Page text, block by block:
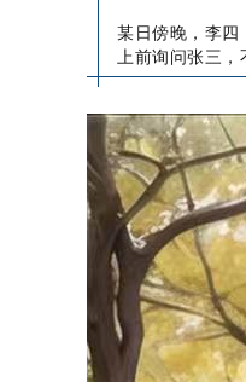
某日傍晚，李
上前询问张三，